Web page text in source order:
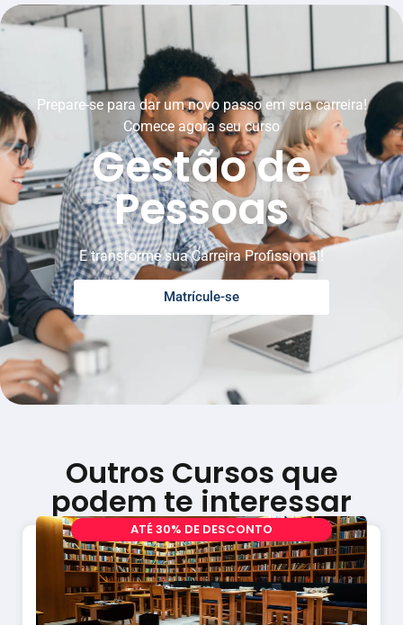
Prepare-se para dar um novo passo em sua carreira!
Comece agora seu curso
Gestão de
Pessoas
E transforme sua Carreira Profissional!
Matrícule-se
Outros Cursos que
podem te interessar
ATÉ30% DE DESCONTO